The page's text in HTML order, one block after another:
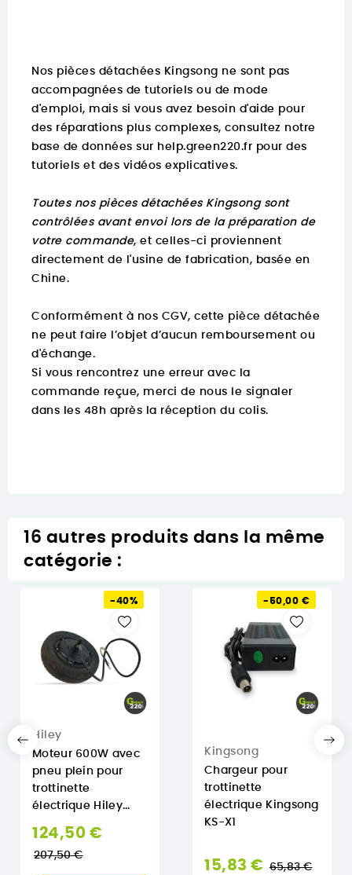
Nos pièces détachées Kingsong ne sont pas
accompagnées de tutoriels ou de mode
d'emploi, mais si vous avez besoin d'aide pour
des réparations plus complexes, consultez notre
base de données sur help.green220.fr pour des
tutoriels et des vidéos explicatives.
Toutes nos pièces détachées Kingsong sont
contrôlées avant envoi lors de la préparation de
votre commande, et celles-ci proviennent
directement de l'usine de fabrication, basée en
Chine.
Conformément à nos CGV, cette pièce détachée
ne peut faire l’objet d’aucun remboursement ou
d'échange.
Si vous rencontrez une erreur avec la
commande reçue, merci de nous le signaler
dans les 48h après la réception du colis.
16 autres produits dans la même
catégorie :
-40%
Hiley
Moteur 600W avec
pneu plein pour
trottinette
électrique Hiley...
124,50 €Prix
207,50 €
-50,00 €
Kingsong
Chargeur pour
trottinette
électrique Kingsong
KS-X1
15,83 € Prix
65,83 €